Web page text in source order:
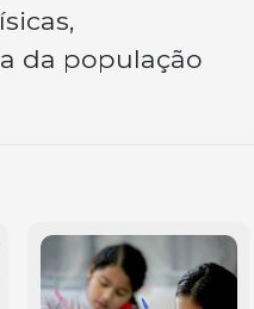
da população